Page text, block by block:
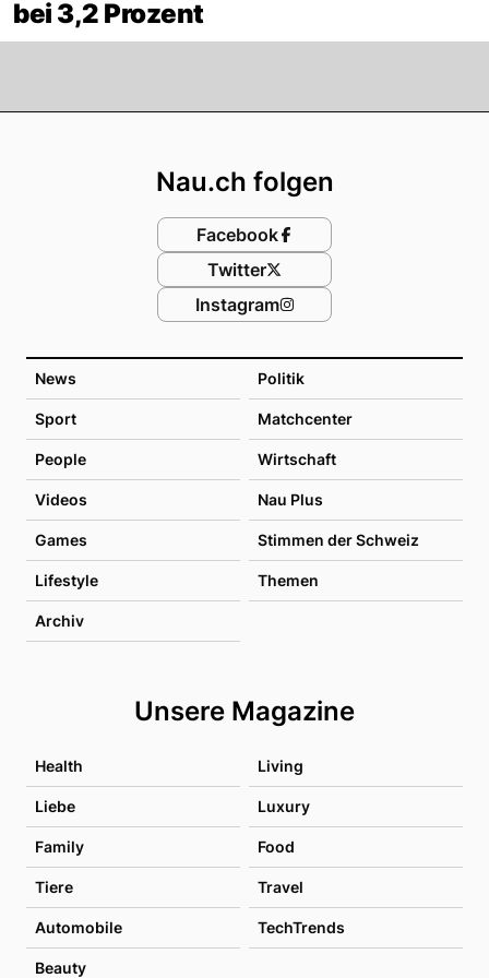
bei 3,2 Prozent
News Politik
Sport Matchcenter
People Wirtschaft
Videos Nau Plus
Games Stimmen der Schweiz
Lifestyle Themen
Archiv
Unsere Magazine
Health Living
Liebe Luxury
Family Food
Tiere Travel
Automobile TechTrends
Beauty
Nau.ch folgen
Facebook
Twitter
Instagram